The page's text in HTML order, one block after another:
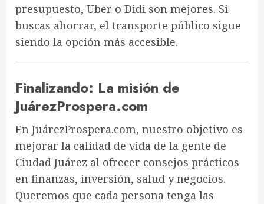
presupuesto, Uber o Didi son mejores. Si
buscas ahorrar, el transporte público sigue
siendo la opción más accesible.
Finalizando: La misión de
JuárezProspera.com
En JuárezProspera.com, nuestro objetivo es
mejorar la calidad de vida de la gente de
Ciudad Juárez al ofrecer consejos prácticos
en finanzas, inversión, salud y negocios.
Queremos que cada persona tenga las